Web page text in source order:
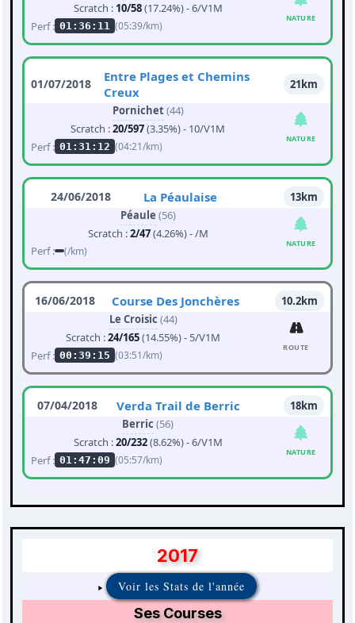
Scratch : 10/58(17.24%) - 6/V1M
Perf : 01:36:11 (05:39/km)
NATURE
01/07/2018
Entre Plages et Chemins
Creux
21km
Pornichet(44)
Scratch :20/597(3.35%) - 10/V1M
Perf : 01:31:12 (04:21/km)
NATURE
24/06/2018 La Péaulaise
13km
Péaule (56)
Scratch :2/47(4.26%) - /M
Perf :
(/km)
NATURE
16/06/2018 Course Des Jonchères
10.2km
Le Croisic (44)
Scratch :24/165(14.55%) - 5/V1M
Perf : 00:39:15 (03:51/km)
ROUTE
07/04/2018 Verda Trail de Berric
18km
Berric (56)
Scratch :20/232(8.62%) - 6/V1M
Perf : 01:47:09 (05:57/km)
NATURE
2017
Voir les Stats de l'année
Ses Courses